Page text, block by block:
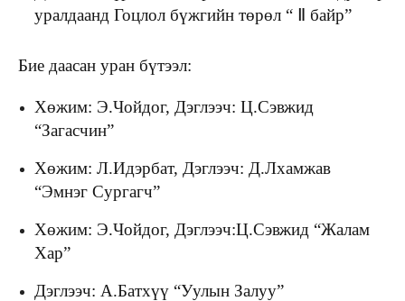
уралдаанд Гоцлол бүжгийн төрөл “ Ⅱ байр”
Бие даасан уран бүтээл:
Хөжим: Э.Чойдог, Дэглээч: Ц.Сэвжид
“Загасчин”
Хөжим: Л.Идэрбат, Дэглээч: Д.Лхамжав
“Эмнэг Сургагч”
Хөжим: Э.Чойдог, Дэглээч:Ц.Сэвжид “Жалам
Хар”
Дэглээч: А.Батхүү “Уулын Залуу”